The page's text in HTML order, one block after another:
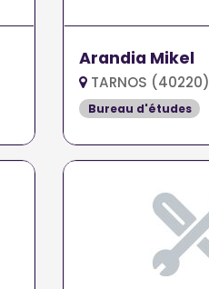
Arandia Mikel
TARNOS (40220)
Bureau d'études